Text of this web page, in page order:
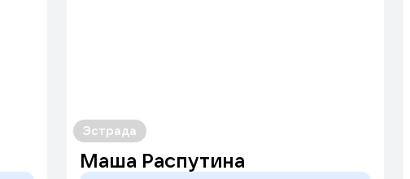
Эстрада
Маша Распутина